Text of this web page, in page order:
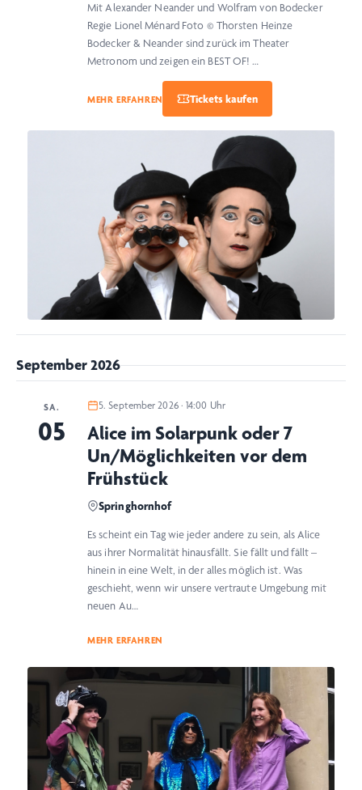
Mit Alexander Neander und Wolfram von Bodecker
Regie Lionel Ménard Foto © Thorsten Heinze
Bodecker & Neander sind zurück im Theater
Metronom und zeigen ein BEST OF! …
MEHR ERFAHREN
September 2026
SA.
05
5. September 2026 · 14:00 Uhr
Alice im Solarpunk oder 7
Un/Möglichkeiten vor dem
Frühstück
Springhornhof
Es scheint ein Tag wie jeder andere zu sein, als Alice
aus ihrer Normalität hinausfällt. Sie fällt und fällt –
hinein in eine Welt, in der alles möglich ist. Was
geschieht, wenn wir unsere vertraute Umgebung mit
neuen Au…
MEHR ERFAHREN